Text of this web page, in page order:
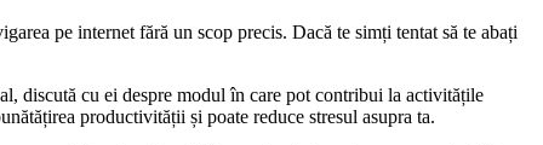
pe internet fără un scop precis. Dacă te simți tentat să te abați
discută cu ei despre modul în care pot contribui la activitățile
productivității și poate reduce stresul asupra ta.